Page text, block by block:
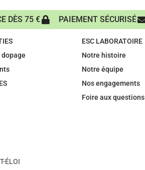
DÈS 75 € PAIEMENT SÉCURISÉ
ESC LABORATOIRE
Notre histoire
Notre équipe
Nos engagements
Foire aux questions
ÉLOI